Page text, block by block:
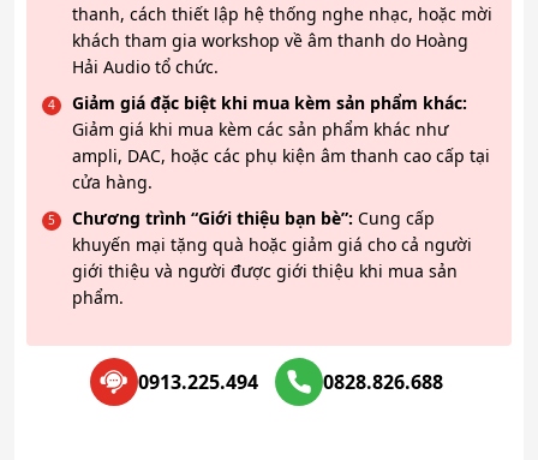
thanh, cách thiết lập hệ thống nghe nhạc, hoặc mời
khách tham gia workshop về âm thanh do Hoàng
Hải Audio tổ chức.
Giảm giá đặc biệt khi mua kèm sản phẩm khác:
Giảm giá khi mua kèm các sản phẩm khác như
ampli, DAC, hoặc các phụ kiện âm thanh cao cấp tại
cửa hàng.
Chương trình “Giới thiệu bạn bè”: Cung cấp
khuyến mại tặng quà hoặc giảm giá cho cả người
giới thiệu và người được giới thiệu khi mua sản
phẩm.
0913.225.494 0828.826.688